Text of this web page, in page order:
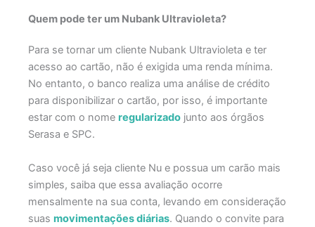
Quem pode ter um Nubank Ultravioleta?
Para se tornar um cliente Nubank Ultravioleta e ter
acesso ao cartão, não é exigida uma renda mínima.
No entanto, o banco realiza uma análise de crédito
para disponibilizar o cartão, por isso, é importante
estar com o nome regularizadojunto aos órgãos
Serasa e SPC.
Caso você já seja cliente Nu e possua um carão mais
simples, saiba que essa avaliação ocorre
mensalmente na sua conta, levando em consideração
suas movimentações diárias. Quando o convite para